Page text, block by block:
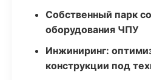
Собственный парк
оборудования ЧПУ
Инжиниринг:
конструкции под